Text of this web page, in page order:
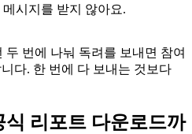
시지를 받지 않아요.
두 번에 나눠 독려를 보내면 참여
다. 한 번에 다 보내는 것보다
식 리포트 다운로드까